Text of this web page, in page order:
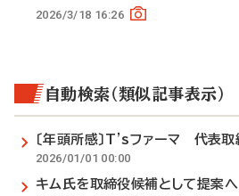
2026/3/18 16:26
自動検索（類似記事表示）
〔年頭所感〕T'sファーマ 代表
2026/01/01 00:00
キム氏を取締役候補として提案へ